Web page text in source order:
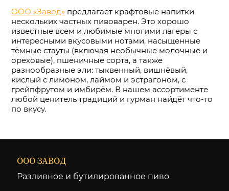
ООО «Завод» предлагает крафтовые напитки
нескольких частных пивоварен. Это хорошо
известные всем и любимые многими лагеры с
интересными вкусовыми нотами, насыщенные
тёмные стауты (включая необычные молочные и
ореховые), пшеничные сорта, а также
разнообразные эли: тыквенный, вишнёвый,
кислый с лимоном, лаймом и эстрагоном, с
грейпфрутом и имбирём. В нашем ассортименте
любой ценитель традиций и гурман найдёт что-то
по вкусу.
ООО ЗАВОД
Разливное и бутилированное пиво